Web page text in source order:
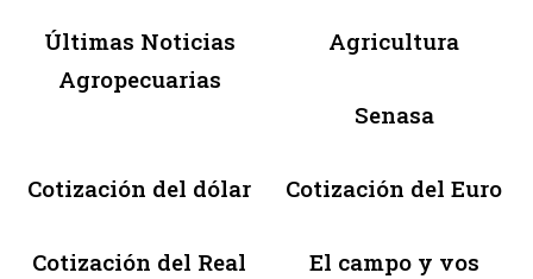
Últimas Noticias
Agropecuarias
Agricultura
Senasa
Cotización del dólar Cotización del Euro
Cotización del Real El campo y vos